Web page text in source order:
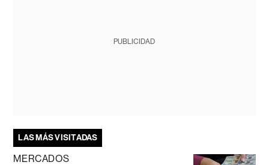
PUBLICIDAD
LAS MÁS VISITADAS
MERCADOS